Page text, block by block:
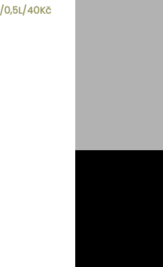
0,5L/40Kč